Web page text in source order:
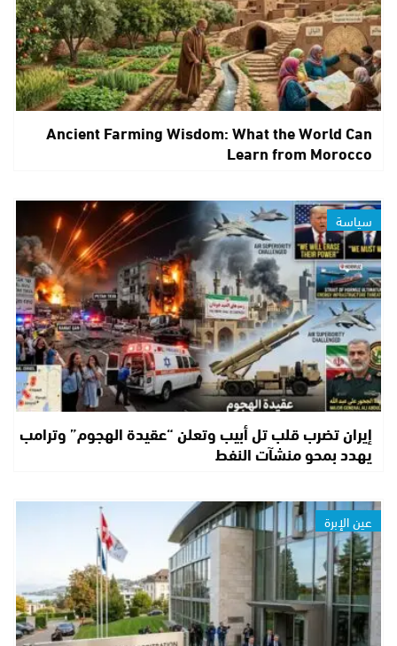
Ancient Farming Wisdom: What the World Can
Learn from Morocco
سياسة
إيران تضرب قلب تل أبيب وتعلن “عقيدة الهجوم” وترامب
يهدد بمحو منشآت النفط
عين الإبرة